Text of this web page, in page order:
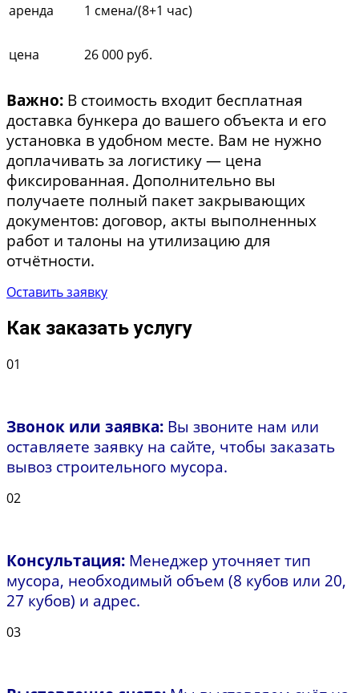
аренда 1 смена/(8+1 час)
цена 26 000 руб.
Важно: В стоимость входит бесплатная
доставка бункера до вашего объекта и его
установка в удобном месте. Вам не нужно
доплачивать за логистику — цена
фиксированная. Дополнительно вы
получаете полный пакет закрывающих
документов: договор, акты выполненных
работ и талоны на утилизацию для
отчётности.
Оставить заявку
Как заказать услугу
01
Звонок или заявка: Вы звоните нам или
оставляете заявку на сайте, чтобы заказать
вывоз строительного мусора.
02
Консультация: Менеджер уточняет тип
мусора, необходимый объем (8 кубов или 20,
27 кубов) и адрес.
03